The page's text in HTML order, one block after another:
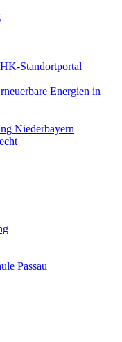
Standortportal
Energien in
Niederbayern
Passau